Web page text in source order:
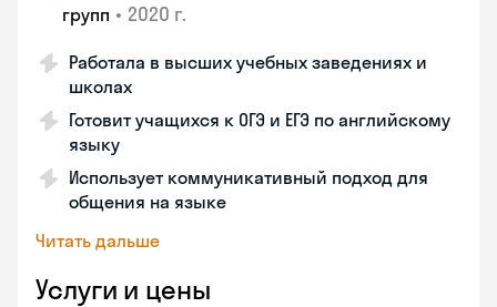
групп • 2020 г.
Работала в высших учебных заведениях и
школах
Готовит учащихся к ОГЭ и ЕГЭ по английскому
языку
Использует коммуникативный подход для
общения на языке
Читать дальше
Услуги и цены